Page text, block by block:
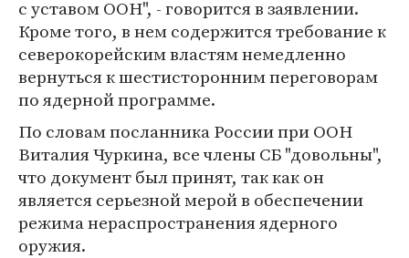
с уставом ООН", - говорится в заявлении.
Кроме того, в нем содержится требование к
северокорейским властям немедленно
вернуться к шестисторонним переговорам
по ядерной программе.
По словам посланника России при ООН
Виталия Чуркина, все члены СБ "довольны",
что документ был принят, так как он
является серьезной мерой в обеспечении
режима нераспространения ядерного
оружия.